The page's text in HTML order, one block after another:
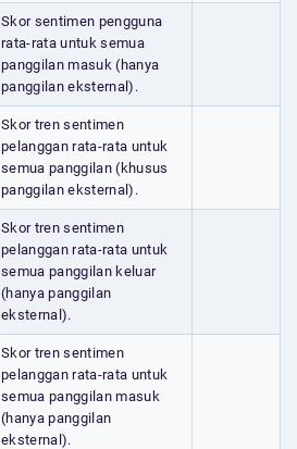
Skor sentimen pengguna
rata-rata untuk semua
panggilan masuk (hanya
panggilan eksternal).
Skor tren sentimen
pelanggan rata-rata untuk
semua panggilan (khusus
panggilan eksternal).
Skor tren sentimen
pelanggan rata-rata untuk
semua panggilan keluar
(hanya panggilan
eksternal).
Skor tren sentimen
pelanggan rata-rata untuk
semua panggilan masuk
(hanya panggilan
eksternal).